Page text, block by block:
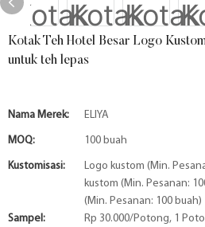
Kotak Teh Hotel Besar Logo
untuk teh lepas
Nama Merek: ELIYA
MOQ: 100 buah
Kustomisasi:
Logo kustom (Min.
kustom (Min. Pesanan:
(Min. Pesanan: 100 buah)
Sampel:
Rp 30.000/Potong, 1